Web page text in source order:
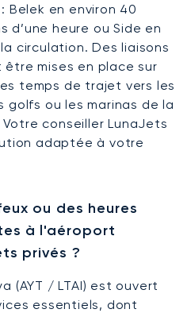
Belek en environ 40
d’une heure ou Side en
circulation. Des liaisons
mises en place sur
temps de trajet vers les
golfs ou les marinas de la
conseiller LunaJets
adaptée à votre
ou des heures
à l'aéroport
privés ?
(AYT / LTAI) est ouvert
essentiels, dont